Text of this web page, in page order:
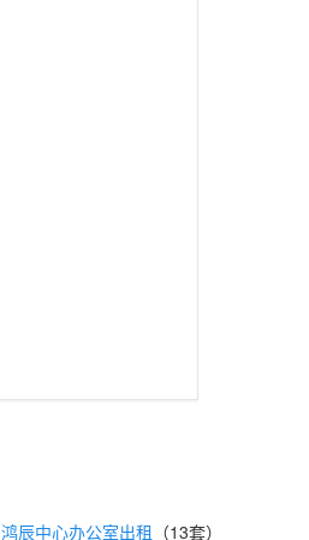
鸿辰中心办公室出租 （13套）